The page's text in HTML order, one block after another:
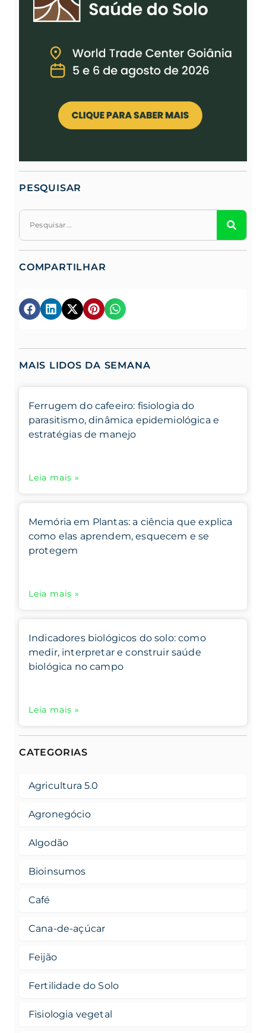
PESQUISAR
COMPARTILHAR
MAIS LIDOS DA SEMANA
Ferrugem do cafeeiro: fisiologia do
parasitismo, dinâmica epidemiológica e
estratégias de manejo
Leia mais »
Memória em Plantas: a ciência que explica
como elas aprendem, esquecem e se
protegem
Leia mais »
Indicadores biológicos do solo: como
medir, interpretar e construir saúde
biológica no campo
Leia mais »
CATEGORIAS
Agricultura 5.0
Agronegócio
Algodão
Bioinsumos
Café
Cana-de-açúcar
Feijão
Fertilidade do Solo
Fisiologia vegetal